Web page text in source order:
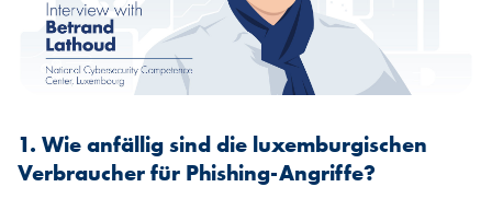
1. Wie anfällig sind die luxemburgischen
Verbraucher für Phishing-Angriffe?